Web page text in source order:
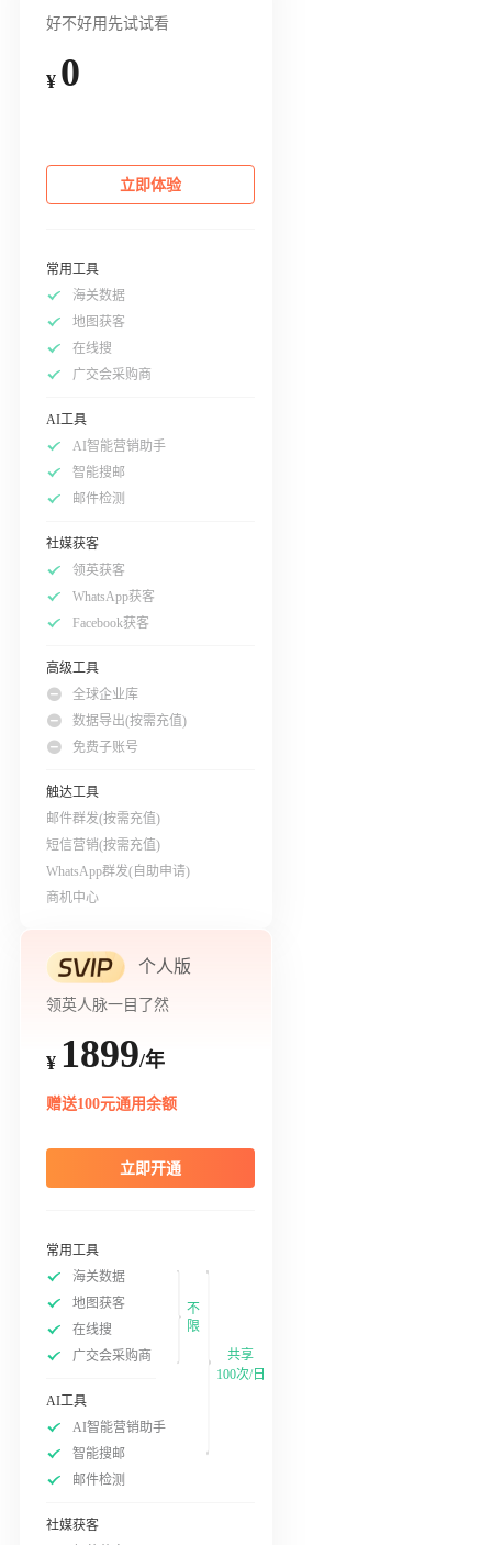
好不好用先试试看
¥ 0
立即体验
常用工具
海关数据
地图获客
在线搜
广交会采购商
AI工具
AI智能营销助手
智能搜邮
邮件检测
社媒获客
领英获客
WhatsApp获客
Facebook获客
高级工具
全球企业库
数据导出(按需充值)
免费子账号
触达工具
邮件群发(按需充值)
短信营销(按需充值)
WhatsApp群发(自助申请)
商机中心
个人版
领英人脉一目了然
¥ 1899/年
赠送100元通用余额
立即开通
常用工具
海关数据
地图获客
在线搜
广交会采购商
不
限
AI工具
AI智能营销助手
智能搜邮
邮件检测
社媒获客
共享
100次/日